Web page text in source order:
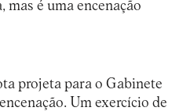
mas é uma encenação
projeta para o Gabinete
Um exercício de